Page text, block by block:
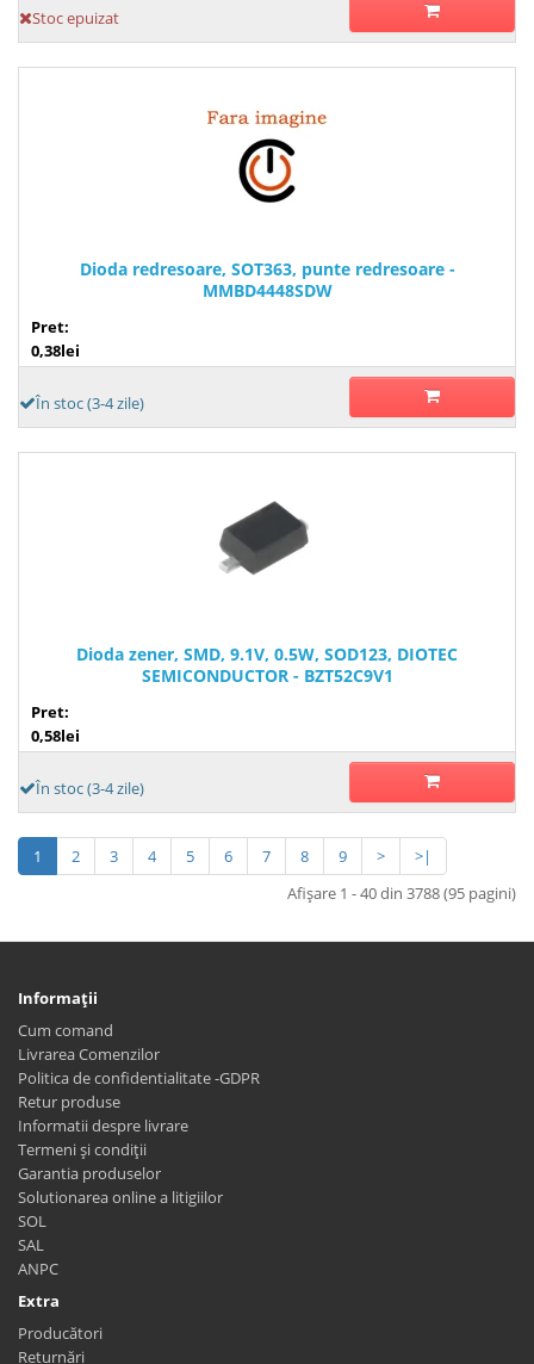
Stoc epuizat
Dioda redresoare, SOT363, punte redresoare -
MMBD4448SDW
Pret:
0,38lei
În stoc (3-4 zile)
Dioda zener, SMD, 9.1V, 0.5W, SOD123, DIOTEC
SEMICONDUCTOR - BZT52C9V1
Pret:
0,58lei
În stoc (3-4 zile)
1 2 3 4 5 6 7 8 9 >
>|
Afişare 1 - 40 din 3788 (95 pagini)
Informaţii
Cum comand
Livrarea Comenzilor
Politica de confidentialitate -GDPR
Retur produse
Informatii despre livrare
Termeni și condiții
Garantia produselor
Solutionarea online a litigiilor
SOL
SAL
ANPC
Extra
Producători
Returnări